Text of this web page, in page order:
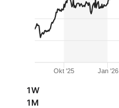
Okt '25 Jan '26
1W
1M